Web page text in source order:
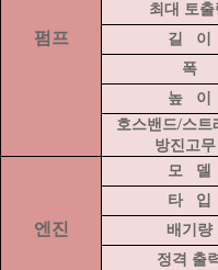
최대 토출
펌프 길 이
폭
높
이
호스밴드/스트
방진고무
모 델
타
입
엔진 배기량
정격 출력